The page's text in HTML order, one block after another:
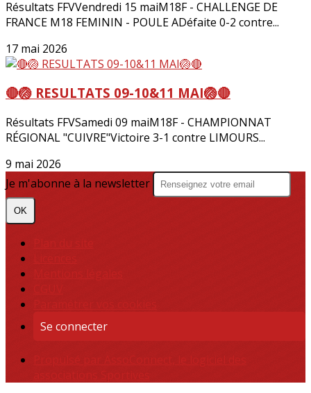
Résultats FFVVendredi 15 maiM18F - CHALLENGE DE
FRANCE M18 FEMININ - POULE ADéfaite 0-2 contre...
17 mai 2026
🔴🏐 RESULTATS 09-10&11 MAI🏐🔴
Résultats FFVSamedi 09 maiM18F - CHAMPIONNAT
RÉGIONAL "CUIVRE"Victoire 3-1 contre LIMOURS...
9 mai 2026
Je m'abonne à la newsletter
OK
Plan du site
Mentions légales
CGUV
Paramétrer vos cookies
Se connecter
Propulsé par AssoConnect, le logiciel des
associations Sportives